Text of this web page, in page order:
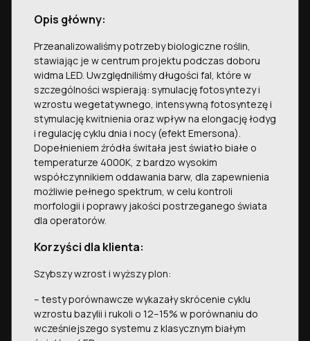
Opis główny:
Przeanalizowaliśmy potrzeby biologiczne roślin,
stawiając je w centrum projektu podczas doboru
widma LED. Uwzględniliśmy długości fal, które w
szczególności wspierają: symulację fotosyntezy i
wzrostu wegetatywnego, intensywną fotosyntezę i
stymulację kwitnienia oraz wpływ na elongację łodyg
i regulację cyklu dnia i nocy (efekt Emersona).
Dopełnieniem źródła świtała jest światło białe o
temperaturze 4000K, z bardzo wysokim
współczynnikiem oddawania barw, dla zapewnienia
możliwie pełnego spektrum, w celu kontroli
morfologii i poprawy jakości postrzeganego świata
dla operatorów.
Korzyści dla klienta:
Szybszy wzrost i wyższy plon:
– testy porównawcze wykazały skrócenie cyklu
wzrostu bazylii i rukoli o 12–15% w porównaniu do
wcześniejszego systemu z klasycznym białym